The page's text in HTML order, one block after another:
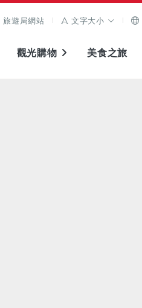
旅遊局網站 文字大小
觀光購物 美食之旅